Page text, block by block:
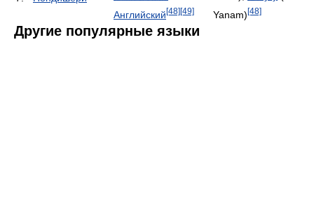
Английский[48][49]
Yanam)[48]
Другие популярные языки